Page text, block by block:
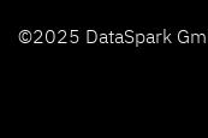
©2025 DataSpark